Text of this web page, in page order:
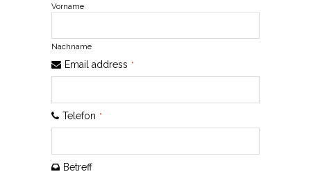
Vorname
Nachname
Email address *
Telefon *
Betreff